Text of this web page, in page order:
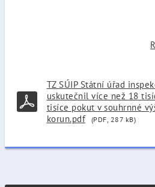
TZ SÚIP Státní úřad
uskutečnil více než 18
tisíce pokut v souhrnné
korun.pdf
(PDF, 287 kB)